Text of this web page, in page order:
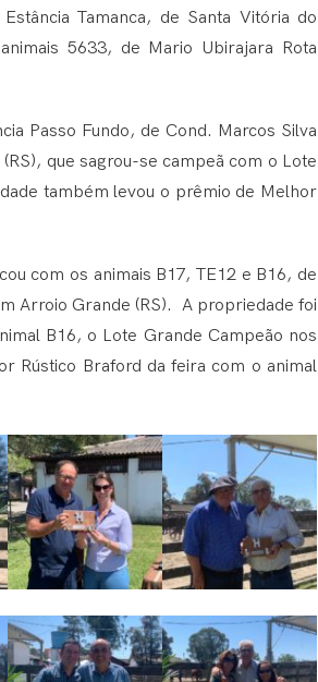
Tamanca, de Santa Vitória do
5633, de Mario Ubirajara Rota
Passo Fundo, de Cond. Marcos Silva
que sagrou-se campeã com o Lote
também levou o prêmio de Melhor
com os animais B17, TE12 e B16, de
Arroio Grande (RS). A propriedade foi
B16, o Lote Grande Campeão nos
Rústico Braford da feira com o animal